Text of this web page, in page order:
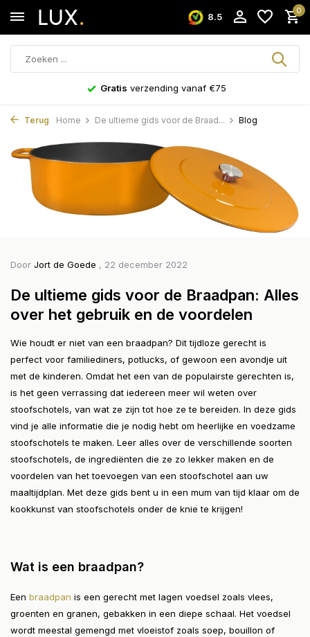
8.5
0
Gratis verzending vanaf €75
Terug Home De ultieme gids voor de Braad... Blog
Door Jort de Goede , 22 december 2022
De ultieme gids voor de Braadpan: Alles
over het gebruik en de voordelen
Wie houdt er niet van een braadpan? Dit tijdloze gerecht is
perfect voor familiediners, potlucks, of gewoon een avondje uit
met de kinderen. Omdat het een van de populairste gerechten is,
is het geen verrassing dat iedereen meer wil weten over
stoofschotels, van wat ze zijn tot hoe ze te bereiden. In deze gids
vind je alle informatie die je nodig hebt om heerlijke en voedzame
stoofschotels te maken. Leer alles over de verschillende soorten
stoofschotels, de ingrediënten die ze zo lekker maken en de
voordelen van het toevoegen van een stoofschotel aan uw
maaltijdplan. Met deze gids bent u in een mum van tijd klaar om de
kookkunst van stoofschotels onder de knie te krijgen!
Wat is een braadpan?
Een braadpan is een gerecht met lagen voedsel zoals vlees,
groenten en granen, gebakken in een diepe schaal. Het voedsel
wordt meestal gemengd met vloeistof zoals soep, bouillon of